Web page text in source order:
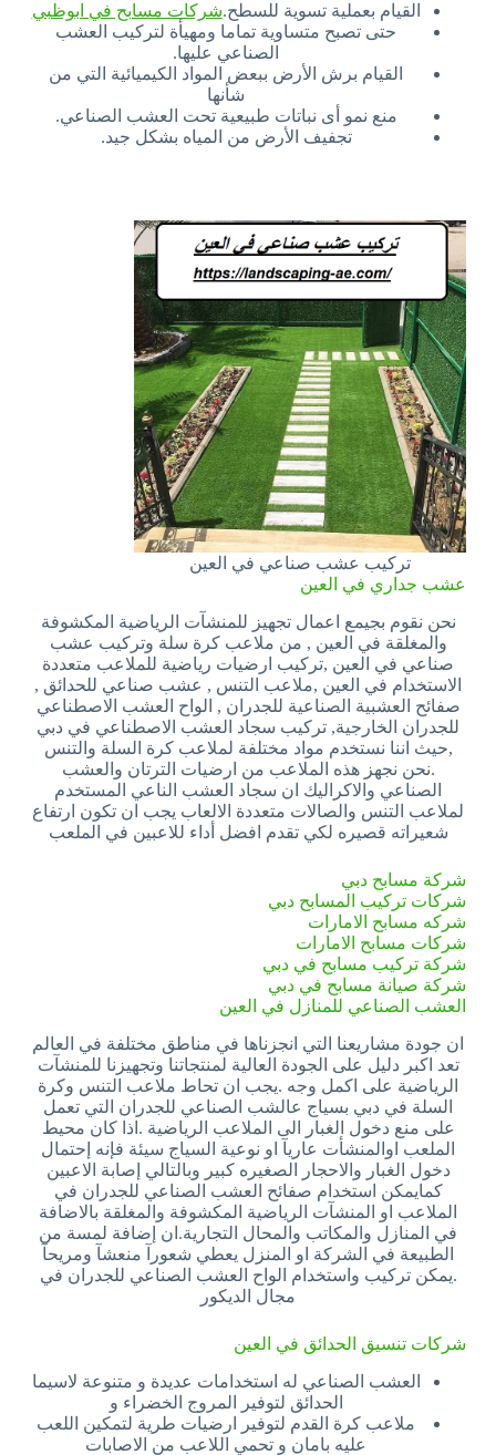
القيام بعملية تسوية للسطح.شركات مسابح في ابوظبي
حتى تصبح متساوية تماما ومهيأة لتركيب العشب
الصناعي عليها.
القيام برش الأرض ببعض المواد الكيميائية التي من
شأنها
منع نمو أى نباتات طبيعية تحت العشب الصناعي.
تجفيف الأرض من المياه بشكل جيد.
تركيب عشب صناعي في العين
عشب جداري في العين
نحن نقوم بجيمع اعمال تجهيز للمنشآت الرياضية المكشوفة
والمغلقة في العين , من ملاعب كرة سلة وتركيب عشب
صناعي في العين ,تركيب ارضيات رياضية للملاعب متعددة
الاستخدام في العين ,ملاعب التنس , عشب صناعي للحدائق ,
صفائح العشبية الصناعية للجدران , الواح العشب الاصطناعي
للجدران الخارجية, تركيب سجاد العشب الاصطناعي في دبي
,حيث اننا نستخدم مواد مختلفة لملاعب كرة السلة والتنس
.نحن نجهز هذه الملاعب من ارضيات الترتان والعشب
الصناعي والاكراليك ان سجاد العشب الناعي المستخدم
لملاعب التنس والصالات متعددة الالعاب يجب ان تكون ارتفاع
شعيراته قصيره لكي تقدم افضل أداء للاعبين في الملعب
شركة مسابح دبي
شركات تركيب المسابح دبي
شركه مسابح الامارات
شركات مسابح الامارات
شركة تركيب مسابح في دبي
شركة صيانة مسابح في دبي
العشب الصناعي للمنازل في العين
ان جودة مشاريعنا التي انجزناها في مناطق مختلفة في العالم
تعد اكبر دليل على الجودة العالية لمنتجاتنا وتجهيزنا للمنشآت
الرياضية على اكمل وجه .يجب ان تحاط ملاعب التنس وكرة
السلة في دبي بسياج عالشب الصناعي للجدران التي تعمل
على منع دخول الغبار الى الملاعب الرياضية .اذا كان محيط
الملعب اوالمنشأت عاريآ او نوعية السياج سيئة فإنه إحتمال
دخول الغبار والاحجار الصغيره كبير وبالتالي إصابة الاعبين
كمايمكن استخدام صفائح العشب الصناعي للجدران في
الملاعب او المنشآت الرياضية المكشوفة والمغلقة بالاضافة
في المنازل والمكاتب والمحال التجارية.ان إضافة لمسة من
الطبيعة في الشركة او المنزل يعطي شعورآ منعشآ ومريحآ
.يمكن تركيب واستخدام الواح العشب الصناعي للجدران في
مجال الديكور
شركات تنسيق الحدائق في العين
العشب الصناعي له استخدامات عديدة و متنوعة لاسيما
الحدائق لتوفير المروج الخضراء و
ملاعب كرة القدم لتوفير ارضيات طرية لتمكين اللعب
عليه بامان و تحمي اللاعب من الاصابات